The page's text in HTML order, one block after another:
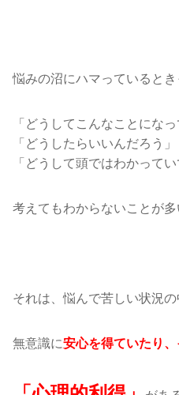
悩みの沼にハマっていると
「どうしてこんなことになっ
「どうしたらいいんだろう」
「どうして頭ではわかって
考えてもわからないことが多
それは、悩んで苦しい状況の
無意識に安心を得ていたり